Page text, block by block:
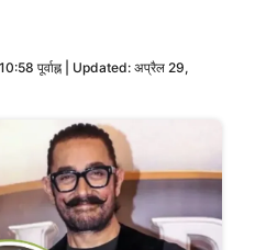
पूर्वाह्न | Updated: अप्रैल 29,